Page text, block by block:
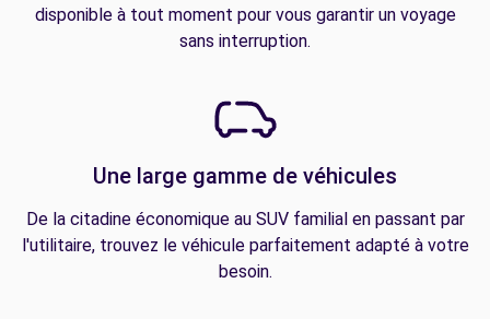
disponible à tout moment pour vous garantir un voyage
sans interruption.
Une large gamme de véhicules
De la citadine économique au SUV familial en passant par
l'utilitaire, trouvez le véhicule parfaitement adapté à votre
besoin.